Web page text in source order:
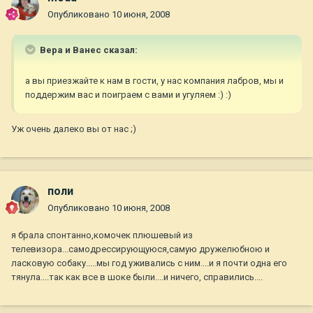
Опубликовано 10 июня, 2008
Вера и Ванес сказал:
а вы приезжайте к нам в гости, у нас компания лабров, мы и
поддержим вас и поиграем с вами и угуляем :) :)
Уж очень далеко вы от нас ;)
поли
Опубликовано 10 июня, 2008
я брала спонтанно,комочек плюшевый из
телевизора...самодрессирующуюся,самую дружелюбною и
ласковую собаку.....мы год уживались с ним....и я почти одна его
тянула....так как все в шоке были....и ничего, справились....